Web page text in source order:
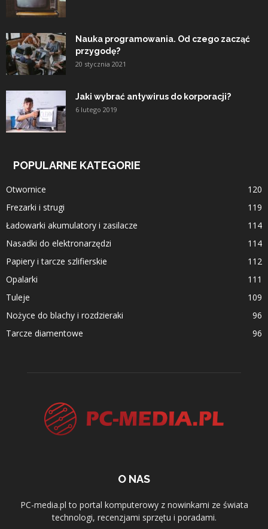
Nauka programowania. Od czego zacząć
przygodę?
20 stycznia 2021
Jaki wybrać antywirus do korporacji?
6 lutego 2019
POPULARNE KATEGORIE
Otwornice
120
Frezarki i strugi
119
Ładowarki akumulatory i zasilacze
114
Nasadki do elektronarzędzi
114
Papiery i tarcze szlifierskie
112
Opalarki
111
Tuleje
109
Nożyce do blachy i rozdzieraki
96
Tarcze diamentowe
96
O NAS
PC-media.pl to portal komputerowy z nowinkami ze świata
technologi, recenzjami sprzętu i poradami.